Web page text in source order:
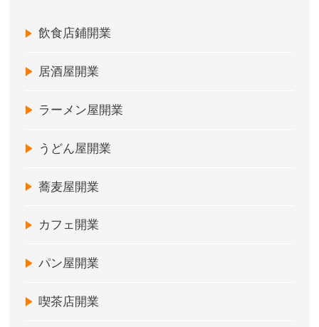
飲食店鋪開業
居酒屋開業
ラーメン屋開業
うどん屋開業
蕎麦屋開業
カフェ開業
パン屋開業
喫茶店開業